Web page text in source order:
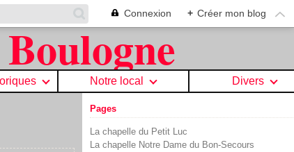
Connexion + Créer mon blog
Notre local Divers
Pages
La chapelle du Petit Luc
La chapelle Notre Dame du Bon-Secours